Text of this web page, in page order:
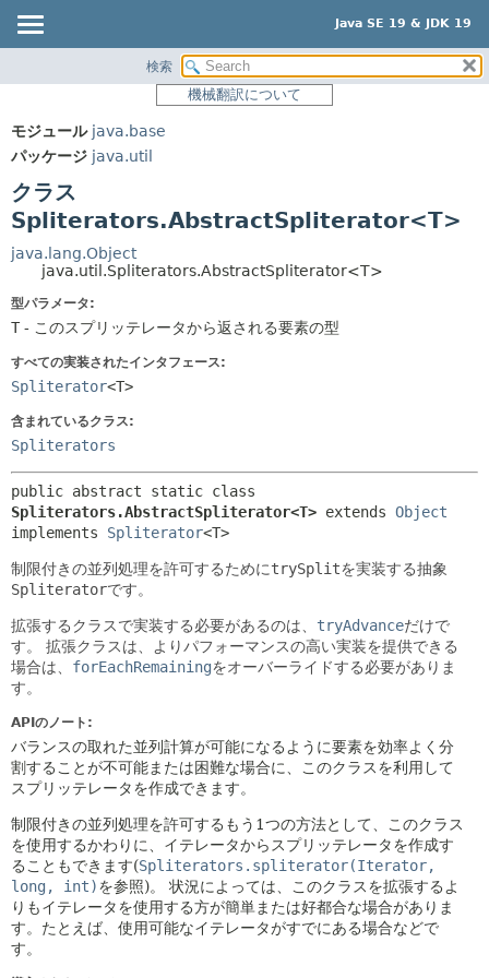
Java SE 19 & JDK 19
パッケージ
使用
プレビュー
新規
サマリー:
ネスト済
フィールド
検索
機械翻訳について
モジュール java.base
パッケージ java.util
クラス
Spliterators.AbstractSpliterator<T>
java.lang.Object
java.util.Spliterators.AbstractSpliterator<T>
型パラメータ:
T - このスプリッテレータから返される要素の型
すべての実装されたインタフェース:
Spliterator<T>
含まれているクラス:
Spliterators
Spliterators.AbstractSpliterator<T> extends Object
implements Spliterator<T>
制限付きの並列処理を許可するためにtrySplitを実装する抽象
Spliteratorです。
拡張するクラスで実装する必要があるのは、 tryAdvanceだけで
す。
拡張クラスは、よりパフォーマンスの高い実装を提供できる
場合は、 forEachRemainingをオーバーライドする必要がありま
す。
APIのノート:
バランスの取れた並列計算が可能になるように要素を効率よく分
割することが不可能または困難な場合に、このクラスを利用して
スプリッテレータを作成できます。
制限付きの並列処理を許可するもう1つの方法として、このクラス
を使用するかわりに、イテレータからスプリッテレータを作成す
ることもできます(Spliterators.spliterator(Iterator,
long, int)を参照)。
状況によっては、このクラスを拡張するよ
りもイテレータを使用する方が簡単または好都合な場合がありま
す。たとえば、使用可能なイテレータがすでにある場合などで
す。